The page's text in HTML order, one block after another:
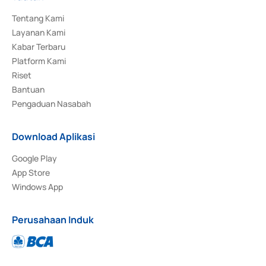
Tentang Kami
Layanan Kami
Kabar Terbaru
Platform Kami
Riset
Bantuan
Pengaduan Nasabah
Download Aplikasi
Google Play
App Store
Windows App
Perusahaan Induk